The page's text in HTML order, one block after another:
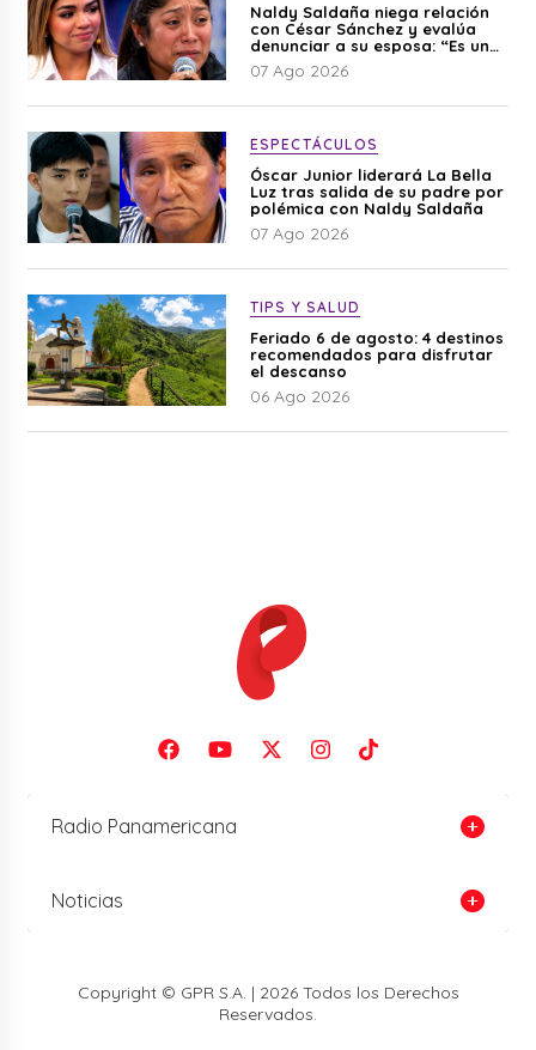
Naldy Saldaña niega relación
con César Sánchez y evalúa
denunciar a su esposa: “Es una
difamación”
07 Ago 2026
ESPECTÁCULOS
Óscar Junior liderará La Bella
Luz tras salida de su padre por
polémica con Naldy Saldaña
07 Ago 2026
TIPS Y SALUD
Feriado 6 de agosto: 4 destinos
recomendados para disfrutar
el descanso
06 Ago 2026
Radio Panamericana
Noticias
Copyright © GPR S.A. | 2026 Todos los Derechos
Reservados.